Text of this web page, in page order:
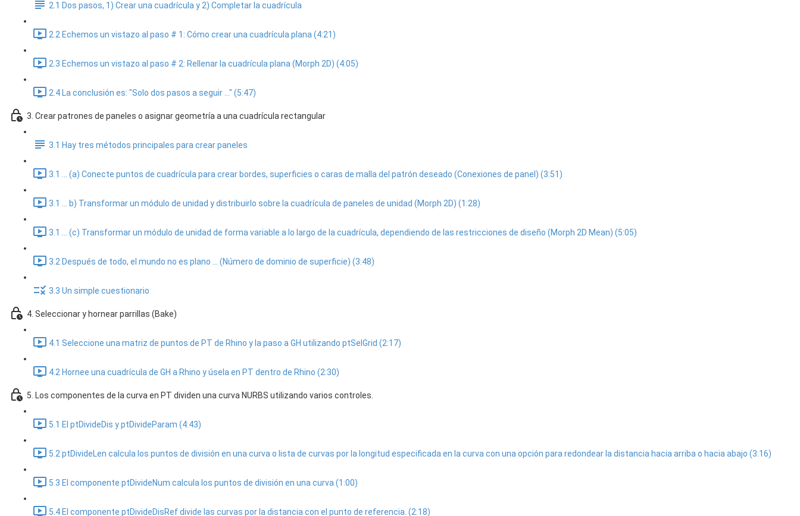
2.1 Dos pasos, 1) Crear una cuadrícula y 2) Completar la cuadrícula
2.2 Echemos un vistazo al paso # 1: Cómo crear una cuadrícula plana (4:21)
2.3 Echemos un vistazo al paso # 2: Rellenar la cuadrícula plana (Morph 2D) (4:05)
2.4 La conclusión es: "Solo dos pasos a seguir ..." (5:47)
3. Crear patrones de paneles o asignar geometría a una cuadrícula rectangular
3.1 Hay tres métodos principales para crear paneles
3.1 ... (a) Conecte puntos de cuadrícula para crear bordes, superficies o caras de malla del patrón deseado (Conexiones de panel) (3:51)
3.1 ... b) Transformar un módulo de unidad y distribuirlo sobre la cuadrícula de paneles de unidad (Morph 2D) (1:28)
3.1 ... (c) Transformar un módulo de unidad de forma variable a lo largo de la cuadrícula, dependiendo de las restricciones de diseño (Morph 2D Mean) (5:05)
3.2 Después de todo, el mundo no es plano ... (Número de dominio de superficie) (3:48)
3.3 Un simple cuestionario
4. Seleccionar y hornear parrillas (Bake)
4.1 Seleccione una matriz de puntos de PT de Rhino y la paso a GH utilizando ptSelGrid (2:17)
4.2 Hornee una cuadrícula de GH a Rhino y úsela en PT dentro de Rhino (2:30)
5. Los componentes de la curva en PT dividen una curva NURBS utilizando varios controles.
5.1 El ptDivideDis y ptDivideParam (4:43)
5.2 ptDivideLen calcula los puntos de división en una curva o lista de curvas por la longitud especificada en la curva con una opción para redondear la distancia hacia arriba o hacia abajo (3:16)
5.3 El componente ptDivideNum calcula los puntos de división en una curva (1:00)
5.4 El componente ptDivideDisRef divide las curvas por la distancia con el punto de referencia. (2:18)